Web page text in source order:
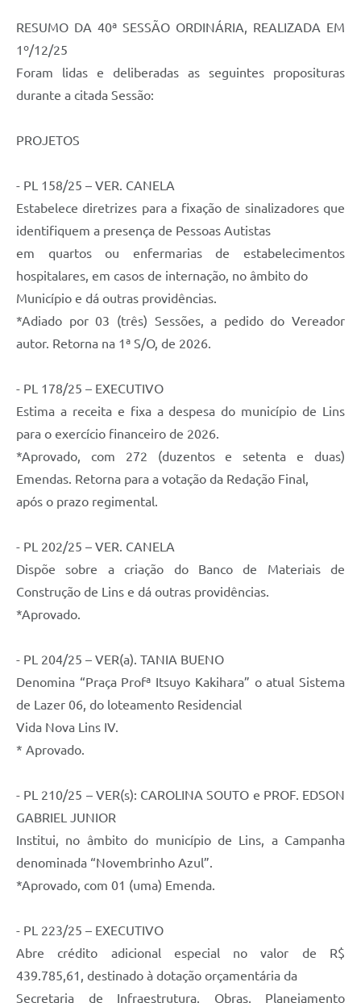
Parlamento Jovem
Proposituras
Galeria de Fotos
Mesa Diretora
Contratos
Ouvidoria
Comissões
Arquivos para Download
Galeria de Vídeos
Projetos
Planejamento
Editais
Links
Telefones Úteis
SIC
Notícias
Contato
RESUMO DA 40ª SESSÃO ORDINÁRIA, REALIZADA EM
1º/12/25
Foram lidas e deliberadas as seguintes proposituras
durante a citada Sessão:
PROJETOS
- PL 158/25 – VER. CANELA
Estabelece diretrizes para a fixação de sinalizadores que
identifiquem a presença de Pessoas Autistas
em quartos ou enfermarias de estabelecimentos
hospitalares, em casos de internação, no âmbito do
Município e dá outras providências.
*Adiado por 03 (três) Sessões, a pedido do Vereador
autor. Retorna na 1ª S/O, de 2026.
- PL 178/25 – EXECUTIVO
Estima a receita e fixa a despesa do município de Lins
para o exercício financeiro de 2026.
*Aprovado, com 272 (duzentos e setenta e duas)
Emendas. Retorna para a votação da Redação Final,
após o prazo regimental.
- PL 202/25 – VER. CANELA
Dispõe sobre a criação do Banco de Materiais de
Construção de Lins e dá outras providências.
*Aprovado.
- PL 204/25 – VER(a). TANIA BUENO
Denomina “Praça Profª Itsuyo Kakihara” o atual Sistema
de Lazer 06, do loteamento Residencial
Vida Nova Lins IV.
* Aprovado.
- PL 210/25 – VER(s): CAROLINA SOUTO e PROF. EDSON
GABRIEL JUNIOR
Institui, no âmbito do município de Lins, a Campanha
denominada “Novembrinho Azul”.
*Aprovado, com 01 (uma) Emenda.
- PL 223/25 – EXECUTIVO
Abre crédito adicional especial no valor de R$
439.785,61, destinado à dotação orçamentária da
Secretaria de Infraestrutura, Obras, Planejamento